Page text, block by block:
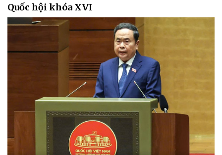
Quốc hội khóa XVI